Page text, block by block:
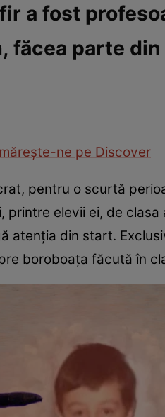
a fost
făcea parte
ne pe Discover
pentru o scurtă
printre elevii ei, de
atenția din start.
boroboața făcută în